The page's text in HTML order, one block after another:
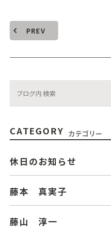
PREV
CATEGORY カテゴリー
休日のお知らせ
藤本 真実子
藤山 淳一